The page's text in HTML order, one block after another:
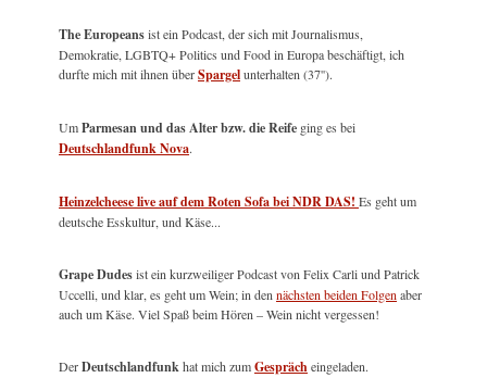
The Europeansist ein Podcast, der sich mit Journalismus,
Demokratie, LGBTQ+ Politics und Food in Europa beschäftigt, ich
durfte mich mit ihnen überSpargelunterhalten (37'').
UmParmesan und das Alter bzw. die Reife ging es bei
Deutschlandfunk Nova.
Heinzelcheese live auf dem Roten Sofa bei NDR DAS! Es geht um
deutsche Esskultur, und Käse...
Grape Dudesist ein kurzweiliger Podcast von Felix Carli und Patrick
Uccelli, und klar, es geht um Wein; in dennächsten beiden Folgenaber
auch um Käse. Viel Spaß beim Hören – Wein nicht vergessen!
DerDeutschlandfunkhat mich zumGesprächeingeladen.